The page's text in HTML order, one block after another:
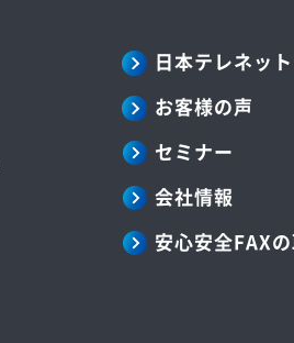
日本テレネッ
お客様の声
セミナー
会社情報
安心安全FAX